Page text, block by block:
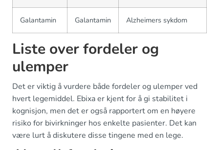
Galantamin Galantamin Alzheimers sykdom
Liste over fordeler og
ulemper
Det er viktig å vurdere både fordeler og ulemper ved
hvert legemiddel. Ebixa er kjent for å gi stabilitet i
kognisjon, men det er også rapportert om en høyere
risiko for bivirkninger hos enkelte pasienter. Det kan
være lurt å diskutere disse tingene med en lege.